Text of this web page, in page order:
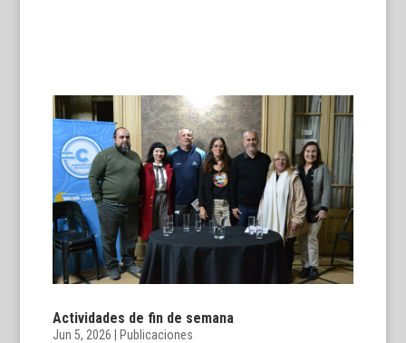
Actividades de fin de semana
Jun 5, 2026 | Publicaciones